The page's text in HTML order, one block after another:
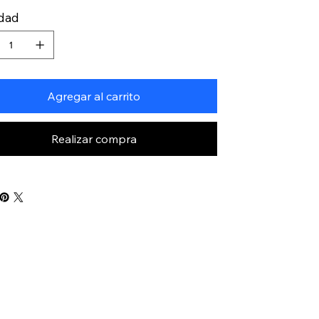
Agregar al carrito
Realizar compra